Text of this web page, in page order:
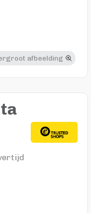
afbeelding